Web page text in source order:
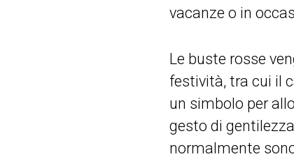
vacanze o in
Le buste rosse
festività, tra cui il
un simbolo per
gesto di
normalmente